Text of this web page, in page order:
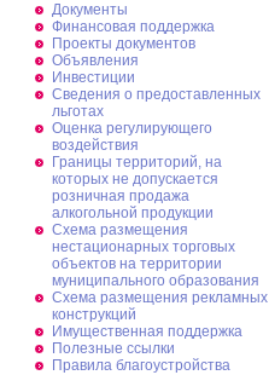
Документы
Финансовая поддержка
Проекты документов
Объявления
Инвестиции
Сведения о предоставленных
льготах
Оценка регулирующего
воздействия
Границы территорий, на
которых не допускается
розничная продажа
алкогольной продукции
Схема размещения
нестационарных торговых
объектов на территории
муниципального образования
Схема размещения рекламных
конструкций
Имущественная поддержка
Полезные ссылки
Правила благоустройства